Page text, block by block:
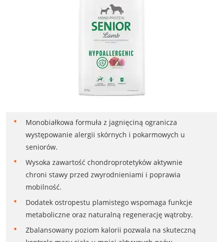
Monobiałkowa formuła z jagnięciną ogranicza
występowanie alergii skórnych i pokarmowych u
seniorów.
Wysoka zawartość chondroprotetyków aktywnie
chroni stawy przed zwyrodnieniami i poprawia
mobilność.
Dodatek ostropestu plamistego wspomaga funkcje
metaboliczne oraz naturalną regenerację wątroby.
Zbalansowany poziom kalorii pozwala na skuteczną